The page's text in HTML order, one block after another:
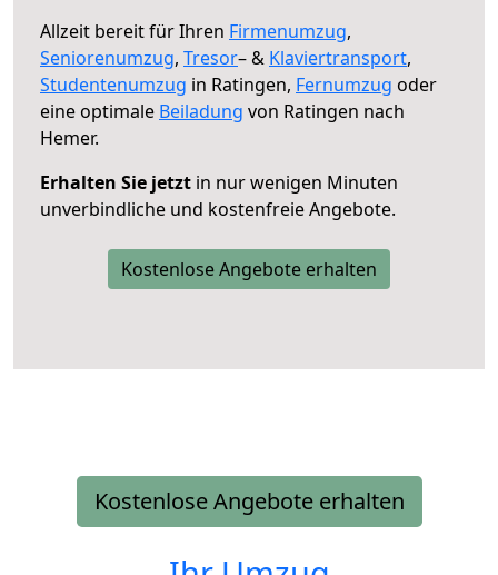
Allzeit bereit für Ihren Firmenumzug,
Seniorenumzug, Tresor– & Klaviertransport,
Studentenumzug in Ratingen, Fernumzug oder
eine optimale Beiladung von Ratingen nach
Hemer.
Erhalten Sie jetzt in nur wenigen Minuten
unverbindliche und kostenfreie Angebote.
Kostenlose Angebote erhalten
Kostenlose Angebote erhalten